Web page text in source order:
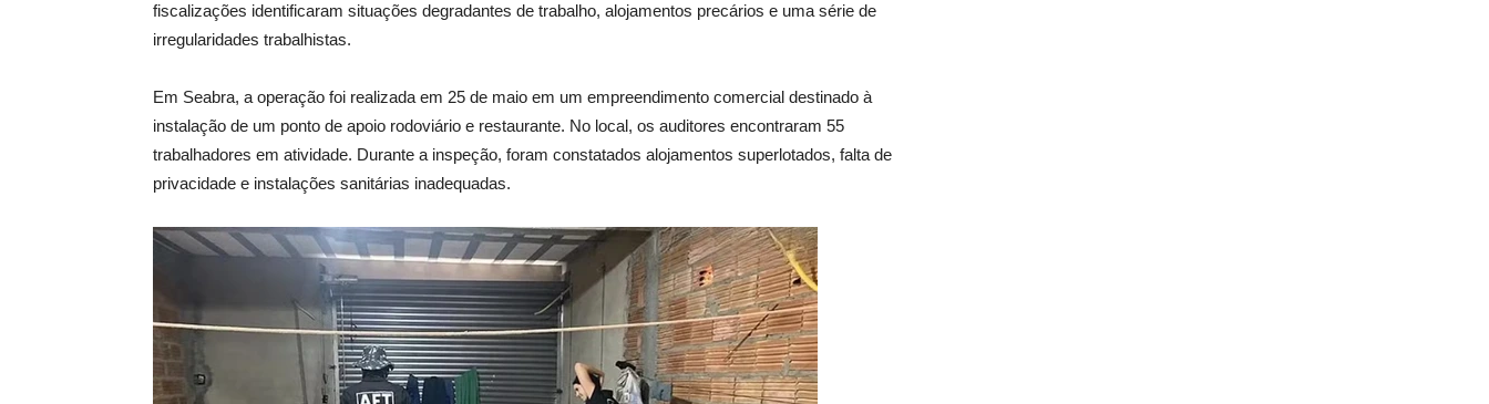
fiscalizações identificaram situações degradantes de trabalho, alojamentos precários e uma série de
irregularidades trabalhistas.
Em Seabra, a operação foi realizada em 25 de maio em um empreendimento comercial destinado à
instalação de um ponto de apoio rodoviário e restaurante. No local, os auditores encontraram 55
trabalhadores em atividade. Durante a inspeção, foram constatados alojamentos superlotados, falta de
privacidade e instalações sanitárias inadequadas.